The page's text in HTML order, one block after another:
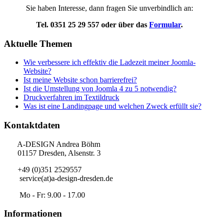
Sie haben Interesse, dann fragen Sie unverbindlich an:
Tel. 0351 25 29 557 oder über das Formular.
Aktuelle Themen
Wie verbessere ich effektiv die Ladezeit meiner Joomla-
Website?
Ist meine Website schon barrierefrei?
Ist die Umstellung von Joomla 4 zu 5 notwendig?
Druckverfahren im Textildruck
Was ist eine Landingpage und welchen Zweck erfüllt sie?
Kontaktdaten
A-DESIGN Andrea Böhm
01157 Dresden, Alsenstr. 3
+49 (0)351 2529557
service(at)a-design-dresden.de
Mo - Fr: 9.00 - 17.00
Informationen